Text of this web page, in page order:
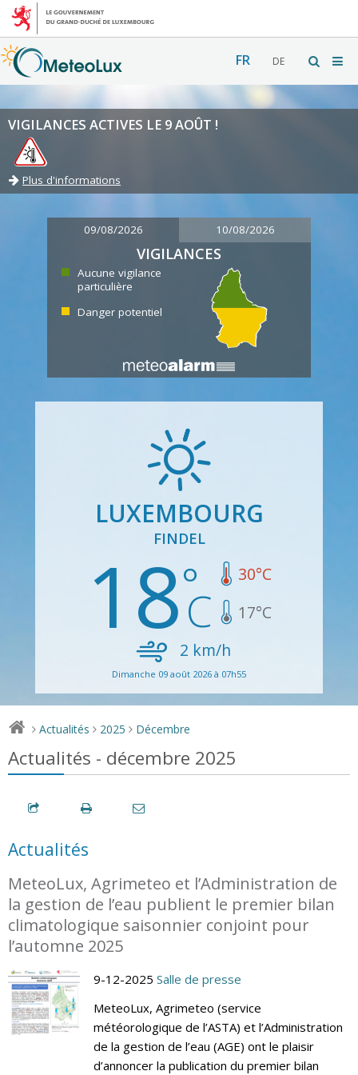
FR DE
VIGILANCES ACTIVES LE 9 AOÛT !
Plus d'informations
09/08/2026 10/08/2026
VIGILANCES
Aucune vigilance
particulière
Danger potentiel
LUXEMBOURG
FINDEL
18 30°C
17°C
2 km/h
Dimanche 09 août 2026 à 07h55
> Actualités > 2025 > Décembre
Actualités - décembre 2025
Actualités
MeteoLux, Agrimeteo et l’Administration de
la gestion de l’eau publient le premier bilan
climatologique saisonnier conjoint pour
l’automne 2025
9-12-2025 Salle de presse
MeteoLux, Agrimeteo (service
météorologique de l’ASTA) et l’Administration
de la gestion de l’eau (AGE) ont le plaisir
d’annoncer la publication du premier bilan